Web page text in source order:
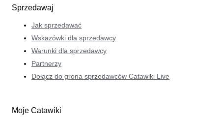
Sprzedawaj
Jak sprzedawać
Wskazówki dla sprzedawcy
Warunki dla sprzedawcy
Partnerzy
Dołącz do grona sprzedawców Catawiki Live
Moje Catawiki